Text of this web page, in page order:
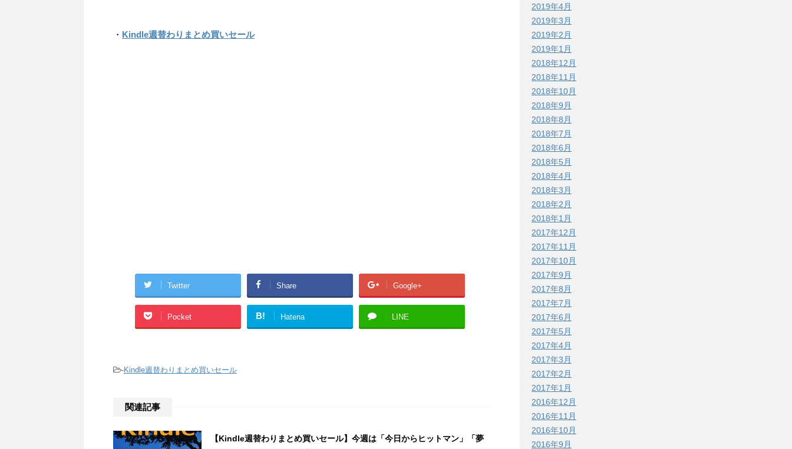
・ Kindle週替わりまとめ買いセール
Twitter Share Google+
Pocket B! Hatena LINE
-Kindle週替わりまとめ買いセール
関連記事
【Kindle週替わりまとめ買いセール】今週は「今日からヒットマン」「夢
2019年4月
2019年3月
2019年2月
2019年1月
2018年12月
2018年11月
2018年10月
2018年9月
2018年8月
2018年7月
2018年6月
2018年5月
2018年4月
2018年3月
2018年2月
2018年1月
2017年12月
2017年11月
2017年10月
2017年9月
2017年8月
2017年7月
2017年6月
2017年5月
2017年4月
2017年3月
2017年2月
2017年1月
2016年12月
2016年11月
2016年10月
2016年9月